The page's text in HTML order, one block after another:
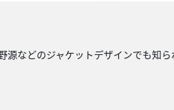
源などのジャケットデザインでも知